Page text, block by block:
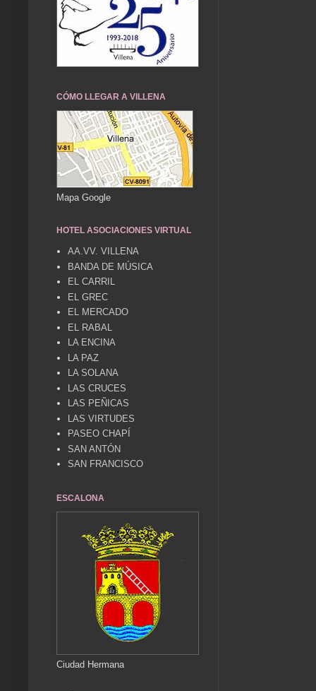
CÓMO LLEGAR A VILLENA
Mapa Google
HOTEL ASOCIACIONES VIRTUAL
AA.VV. VILLENA
BANDA DE MÚSICA
EL CARRIL
EL GREC
EL MERCADO
EL RABAL
LA ENCINA
LA PAZ
LA SOLANA
LAS CRUCES
LAS PEÑICAS
LAS VIRTUDES
PASEO CHAPÍ
SAN ANTÓN
SAN FRANCISCO
ESCALONA
Ciudad Hermana